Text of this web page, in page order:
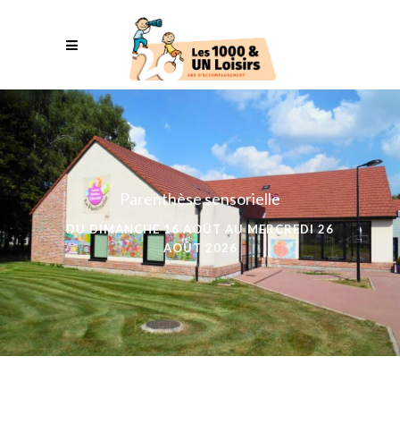
Parenthèse sensorielle
DU DIMANCHE 16 AOÛT AU MERCREDI 26
AOÛT 2026